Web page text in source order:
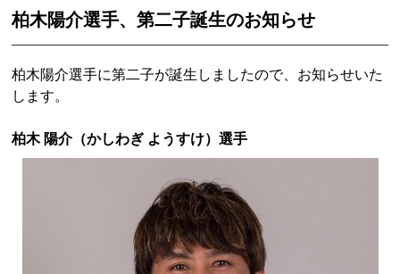
柏木陽介選手、第二子誕生のお知らせ
柏木陽介選手に第二子が誕生しましたので、お知らせいた
します。
柏木 陽介（かしわぎ ようすけ）選手